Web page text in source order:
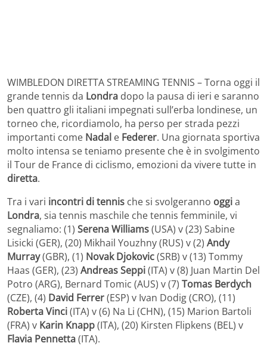
WIMBLEDON DIRETTA STREAMING TENNIS – Torna oggi il
grande tennis da Londra dopo la pausa di ieri e saranno
ben quattro gli italiani impegnati sull’erba londinese, un
torneo che, ricordiamolo, ha perso per strada pezzi
importanti come Nadal e Federer. Una giornata sportiva
molto intensa se teniamo presente che è in svolgimento
il Tour de France di ciclismo, emozioni da vivere tutte in
diretta.
Tra i vari incontri di tennis che si svolgeranno oggia
Londra, sia tennis maschile che tennis femminile, vi
segnaliamo: (1) Serena Williams(USA) v (23) Sabine
Lisicki (GER), (20) Mikhail Youzhny (RUS) v (2) Andy
Murray(GBR), (1) Novak Djokovic(SRB) v (13) Tommy
Haas (GER), (23) Andreas Seppi(ITA) v (8) Juan Martin Del
Potro (ARG), Bernard Tomic (AUS) v (7) Tomas Berdych
(CZE), (4) David Ferrer(ESP) v Ivan Dodig (CRO), (11)
Roberta Vinci(ITA) v (6) Na Li (CHN), (15) Marion Bartoli
(FRA) v Karin Knapp(ITA), (20) Kirsten Flipkens (BEL) v
Flavia Pennetta(ITA).